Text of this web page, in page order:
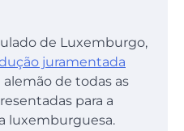
de Luxemburgo,
juramentada
de todas as
para a
luxemburguesa.